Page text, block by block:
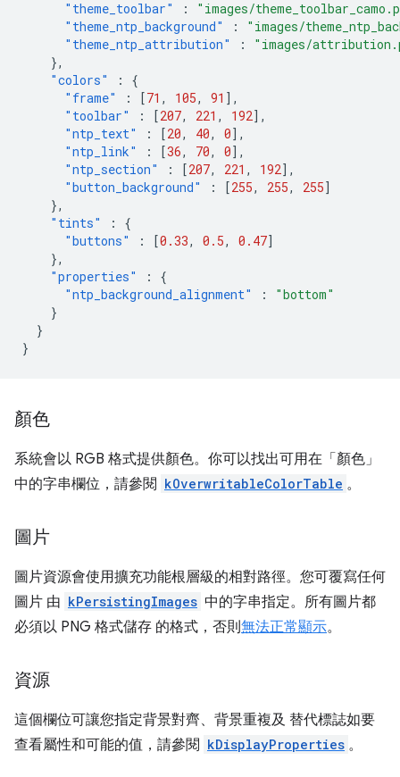
"theme_toolbar" :
"images/
"theme_ntp_background"
:
"images/
"theme_ntp_attribution"
:
"images/
},
"colors"
:
{
"frame"
: [71 , 105, 91 ],
"toolbar"
: [207, 221 , 192],
"ntp_text"
: [20, 40, 0],
"ntp_link"
: [36, 70, 0],
"ntp_section"
: [207, 221 , 192],
"button_background"
: [255, 255, 255]
},
"tints"
:
{
"buttons"
: [0.33, 0.5, 0.47]
},
"properties"
:
{
"ntp_background_alignment"
:
"bottom"
}
}
}
顏色
系統會以 RGB 格式提供顏色。你可以找出可用在「顏色」
中的字串欄位，請參閱 kOverwritableColorTable 。
圖片
圖片資源會使用擴充功能根層級的相對路徑。您可覆寫任何
圖片 由 kPersistingImages 中的字串指定。所有圖片都
必須以 PNG 格式儲存 的格式，否則無法正常顯示。
資源
這個欄位可讓您指定背景對齊、背景重複及 替代標誌如要
查看屬性和可能的值，請參閱 kDisplayProperties 。